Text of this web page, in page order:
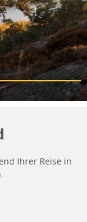
Ihrer Reise in